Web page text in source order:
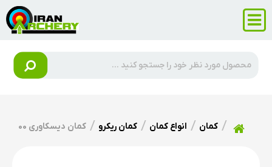
کمان انواع کمان کمان ریکرو کمان دیسکاوری DISCOVERY 100